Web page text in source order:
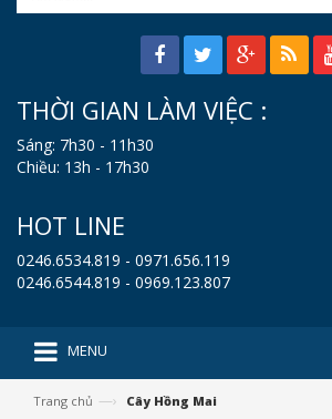
THỜI GIAN LÀM VIỆC :
Sáng: 7h30 - 11h30
Chiều: 13h - 17h30
HOT LINE
0246.6534.819 - 0971.656.119
0246.6544.819 - 0969.123.807
MENU
Trang chủ —› Cây Hồng Mai